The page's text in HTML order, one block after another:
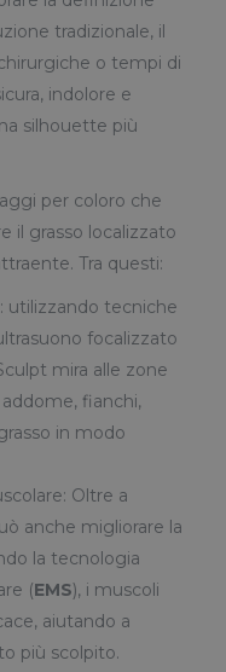
tradizionale, il
o tempi di
indolore e
silhouette più
per coloro che
il grasso localizzato
Tra questi:
utilizzando tecniche
focalizzato
mira alle zone
fianchi,
in modo
Oltre a
anche migliorare la
la tecnologia
(EMS), i muscoli
aiutando a
più scolpito.